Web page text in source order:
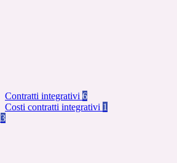
Contratti integrativi 6
Costi contratti integrativi 1
3